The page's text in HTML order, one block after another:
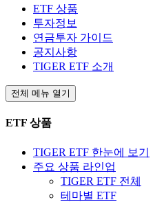
ETF 상품
투자정보
연금투자 가이드
공지사항
TIGER ETF 소개
전체 메뉴 열기
ETF 상품
TIGER ETF 한눈에 보기
주요 상품 라인업
TIGER ETF 전체
테마별 ETF